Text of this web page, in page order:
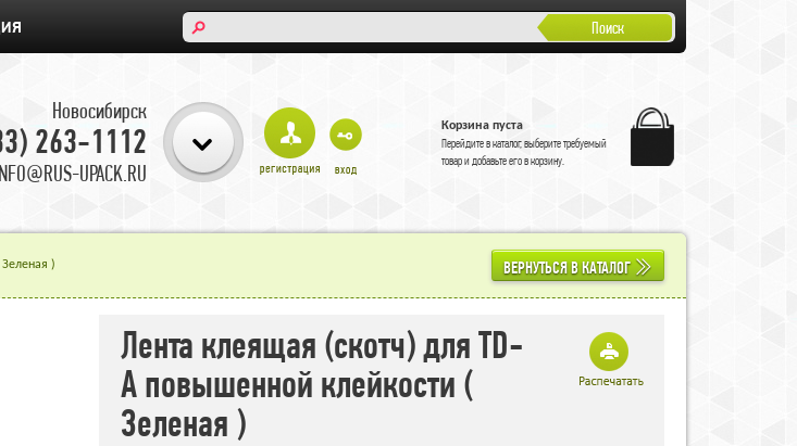
Поиск
Новосибирск
263-1112
UPACK.RU
Корзина пуста
Перейдите вкаталог, выберите требуемый
товар и добавьте его в корзину.
) ВЕРНУТЬСЯ В КАТАЛОГ
Лента клеящая (скотч) для TD-
А повышенной клейкости (
Зеленая )